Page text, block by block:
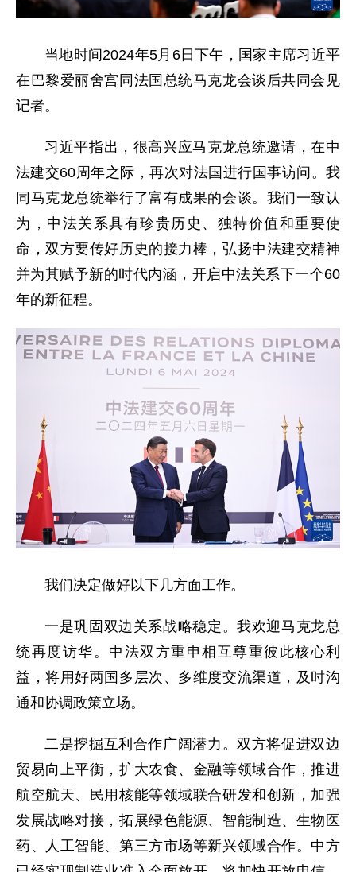
当地时间2024年5月6日下午，国家主席习近平
在巴黎爱丽舍宫同法国总统马克龙会谈后共同会见
记者。
习近平指出，很高兴应马克龙总统邀请，在中
法建交60周年之际，再次对法国进行国事访问。我
同马克龙总统举行了富有成果的会谈。我们一致认
为，中法关系具有珍贵历史、独特价值和重要使
命，双方要传好历史的接力棒，弘扬中法建交精神
并为其赋予新的时代内涵，开启中法关系下一个60
年的新征程。
我们决定做好以下几方面工作。
一是巩固双边关系战略稳定。我欢迎马克龙总
统再度访华。中法双方重申相互尊重彼此核心利
益，将用好两国多层次、多维度交流渠道，及时沟
通和协调政策立场。
二是挖掘互利合作广阔潜力。双方将促进双边
贸易向上平衡，扩大农食、金融等领域合作，推进
航空航天、民用核能等领域联合研发和创新，加强
发展战略对接，拓展绿色能源、智能制造、生物医
药、人工智能、第三方市场等新兴领域合作。中方